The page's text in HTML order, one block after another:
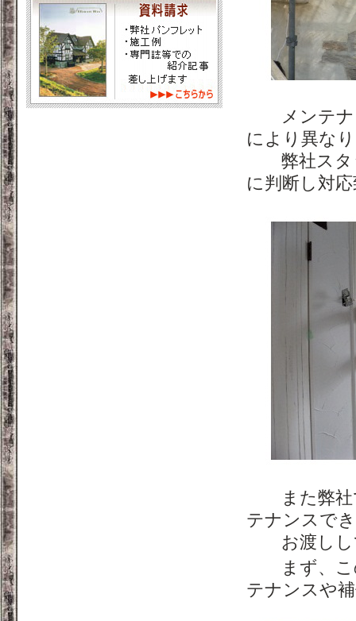
メンテナン
により異な
弊社スタッ
に判断し対
また弊社で
テナンスで
お渡しし
まず、こ
テナンスや